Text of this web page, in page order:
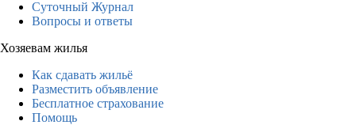
Суточный Журнал
Вопросы и ответы
Хозяевам жилья
Как сдавать жильё
Разместить объявление
Бесплатное страхование
Помощь